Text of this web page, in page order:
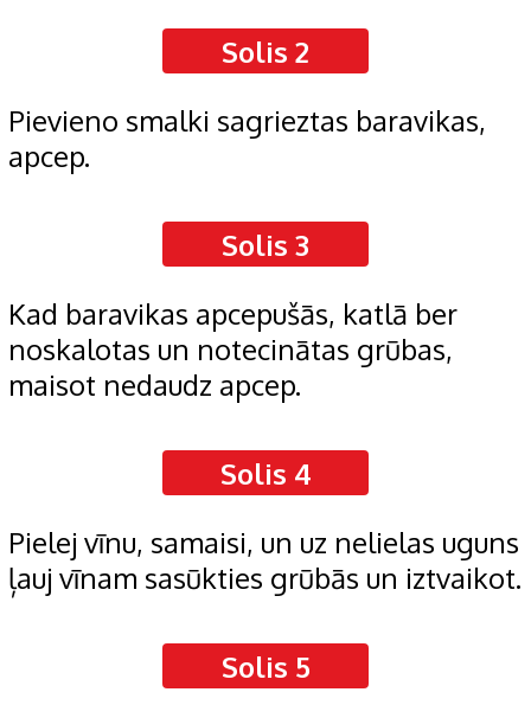
Solis 2
Pievieno smalki sagrieztas baravikas,
apcep.
Solis 3
Kad baravikas apcepušās, katlā ber
noskalotas un notecinātas grūbas,
maisot nedaudz apcep.
Solis 4
Pielej vīnu, samaisi, un uz nelielas uguns
ļauj vīnam sasūkties grūbās un iztvaikot.
Solis 5